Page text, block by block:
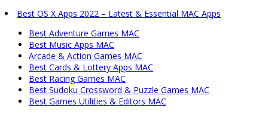
Best OS X Apps 2022 – Latest & Essential MAC Apps
Best Adventure Games MAC
Best Music Apps MAC
Arcade & Action Games MAC
Best Cards & Lottery Apps MAC
Best Racing Games MAC
Best Sudoku Crossword & Puzzle Games MAC
Best Games Utilities & Editors MAC